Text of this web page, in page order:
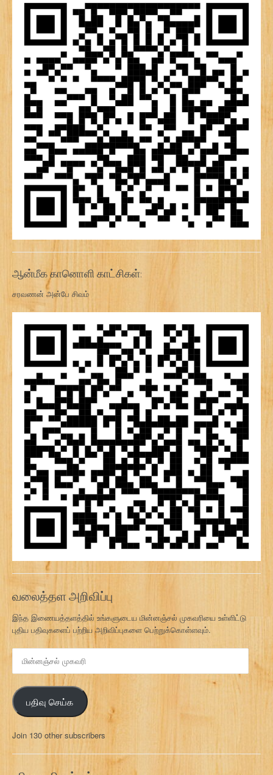
ஆன்மீக கானொளி காட்சிகள்:
சரவணன் அன்பே சிவம்
வலைத்தள அறிவிப்பு
இந்த இணையத்தளத்தில் உங்களுடைய மின்னஞ்சல் முகவரியை உள்ளிட்டு
புதிய பதிவுகளைப் பற்றிய அறிவிப்புகளை பெற்றுக்கொள்ளவும்.
மி
ன
ஞ்
ச
ல்
க
வ
பதிவு செய்க
Join 130 other subscribers